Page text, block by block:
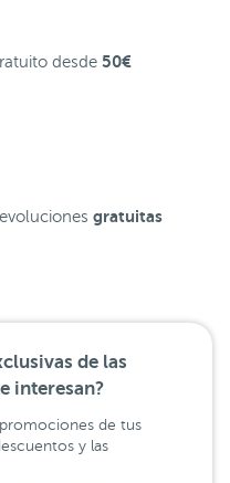
desde 50€
gratuitas
de las
interesan?
de tus
y las